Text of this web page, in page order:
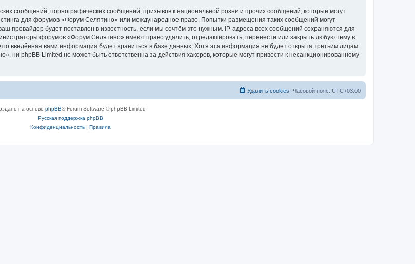
сообщений, порнографических сообщений, призывов к национальной розни и прочих сообщений, которые могут
для форумов «Форум Селятино» или международное право. Попытки размещения таких сообщений могут
провайдер будет поставлен в известность, если мы сочтём это нужным. IP-адреса всех сообщений сохраняются для
форумов «Форум Селятино» имеют право удалить, отредактировать, перенести или закрыть любую тему в
введённая вами информация будет храниться в базе данных. Хотя эта информация не будет открыта третьим лицам
phpBB Limited не может быть ответственна за действия хакеров, которые могут привести к несанкционированному
Часовой пояс: UTC+03:00
Удалить cookies
на основе phpBB® Forum Software © phpBB Limited
Русская поддержка phpBB
Конфиденциальность| Правила